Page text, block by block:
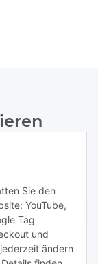
Sie den
YouTube,
Tag
und
ändern
widerruflich
Abonnieren